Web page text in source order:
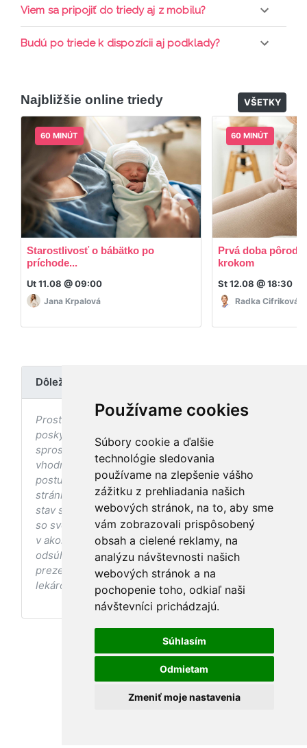
Používame cookies
Súbory cookie a ďalšie
technológie sledovania
používame na zlepšenie vášho
zážitku z prehliadania našich
webových stránok, na to, aby sme
vám zobrazovali prispôsobený
obsah a cielené reklamy, na
analýzu návštevnosti našich
webových stránok a na
pochopenie toho, odkiaľ naši
návštevníci prichádzajú.
Súhlasím
Odmietam
Zmeniť moje nastavenia
Triedy sa priebežne opakujú, stačí sledovať ponuku
Viem sa pripojiť do triedy aj z mobilu?
Áno, pripojenie do triedy je možné aj cez mobil,
Budú po triede k dispozícii aj podklady?
dispozícií.
Najbližšie online triedy VŠETKY
60 MINÚT
Starostlivosť o bábätko po
príchode...
Ut 11.08 @ 09:00
Jana Krpalová
60 MINÚT
Prvá doba
krokom
St 12.08 @ 18:30
Radka Cifriková
Dôležité upozornenie
Prostredníctvom stránky nedochádza k
poskytovaniu zdravotnej starostlivosti, ani k jej
sprostredkovaniu, ani k jej nahrádzaniu. O
vhodných postupoch v oblasti zdravia, vhodnosti
postupov a odporúčaní prezentovaných na
stránke s ohľadom na Váš zdravotný
stav sa pred ich aplikáciou vždy vopred poraďte
so svojím ošetrujúcim lekárom, a to najmä ak ste
v akomkoľvek štádiu tehotenstva. Bez
odsúhlasenia postupov a odporúčaní
prezentovaných na stránke Vaším ošetrujúcim
lekárom tieto postupy a odporúčania neaplikujte.